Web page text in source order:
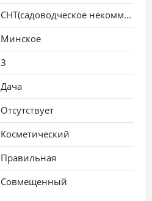
СНТ(садоводческое некоммерческое товарищество)
Минское
3
Дача
Отсутствует
Косметический
Правильная
Совмещенный